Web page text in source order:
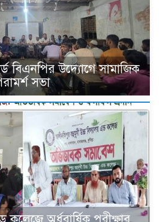
বিএনপির উদ্যোগে সামাজিক
সভা